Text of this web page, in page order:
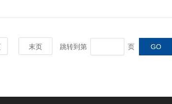
末页 跳转到第 页